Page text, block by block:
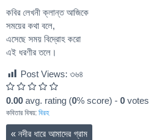
কবির লেখনী ক্লান্ত আজিকে
সময়ের কথা বলে,
এসেছে সময় বিদ্রোহ করো
এই ধরণীর তলে।
Post Views: ৩৬৪
0.00 avg. rating (0% score) - 0 votes
কবিতার বিষয়: বিরহ
« নদীর ধারে আমাদের গ্রাম